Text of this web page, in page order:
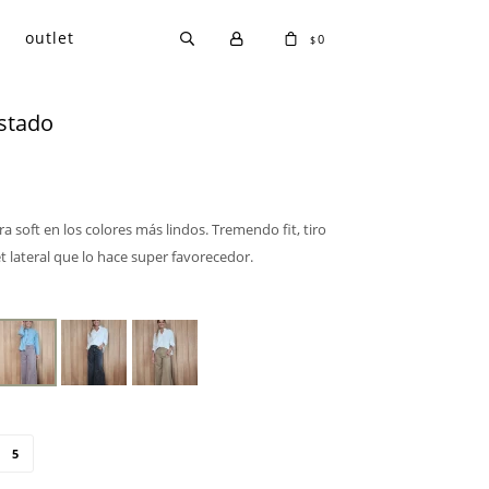
outlet $0
soft en los colores más lindos. Tremendo fit, tiro
lateral que lo hace super favorecedor.
5